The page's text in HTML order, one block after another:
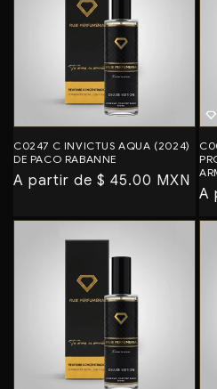
C0247 C INVICTUS AQUA (2024)
DE PACO RABANNE
Precio
A partir de $ 45.00 MXN
A